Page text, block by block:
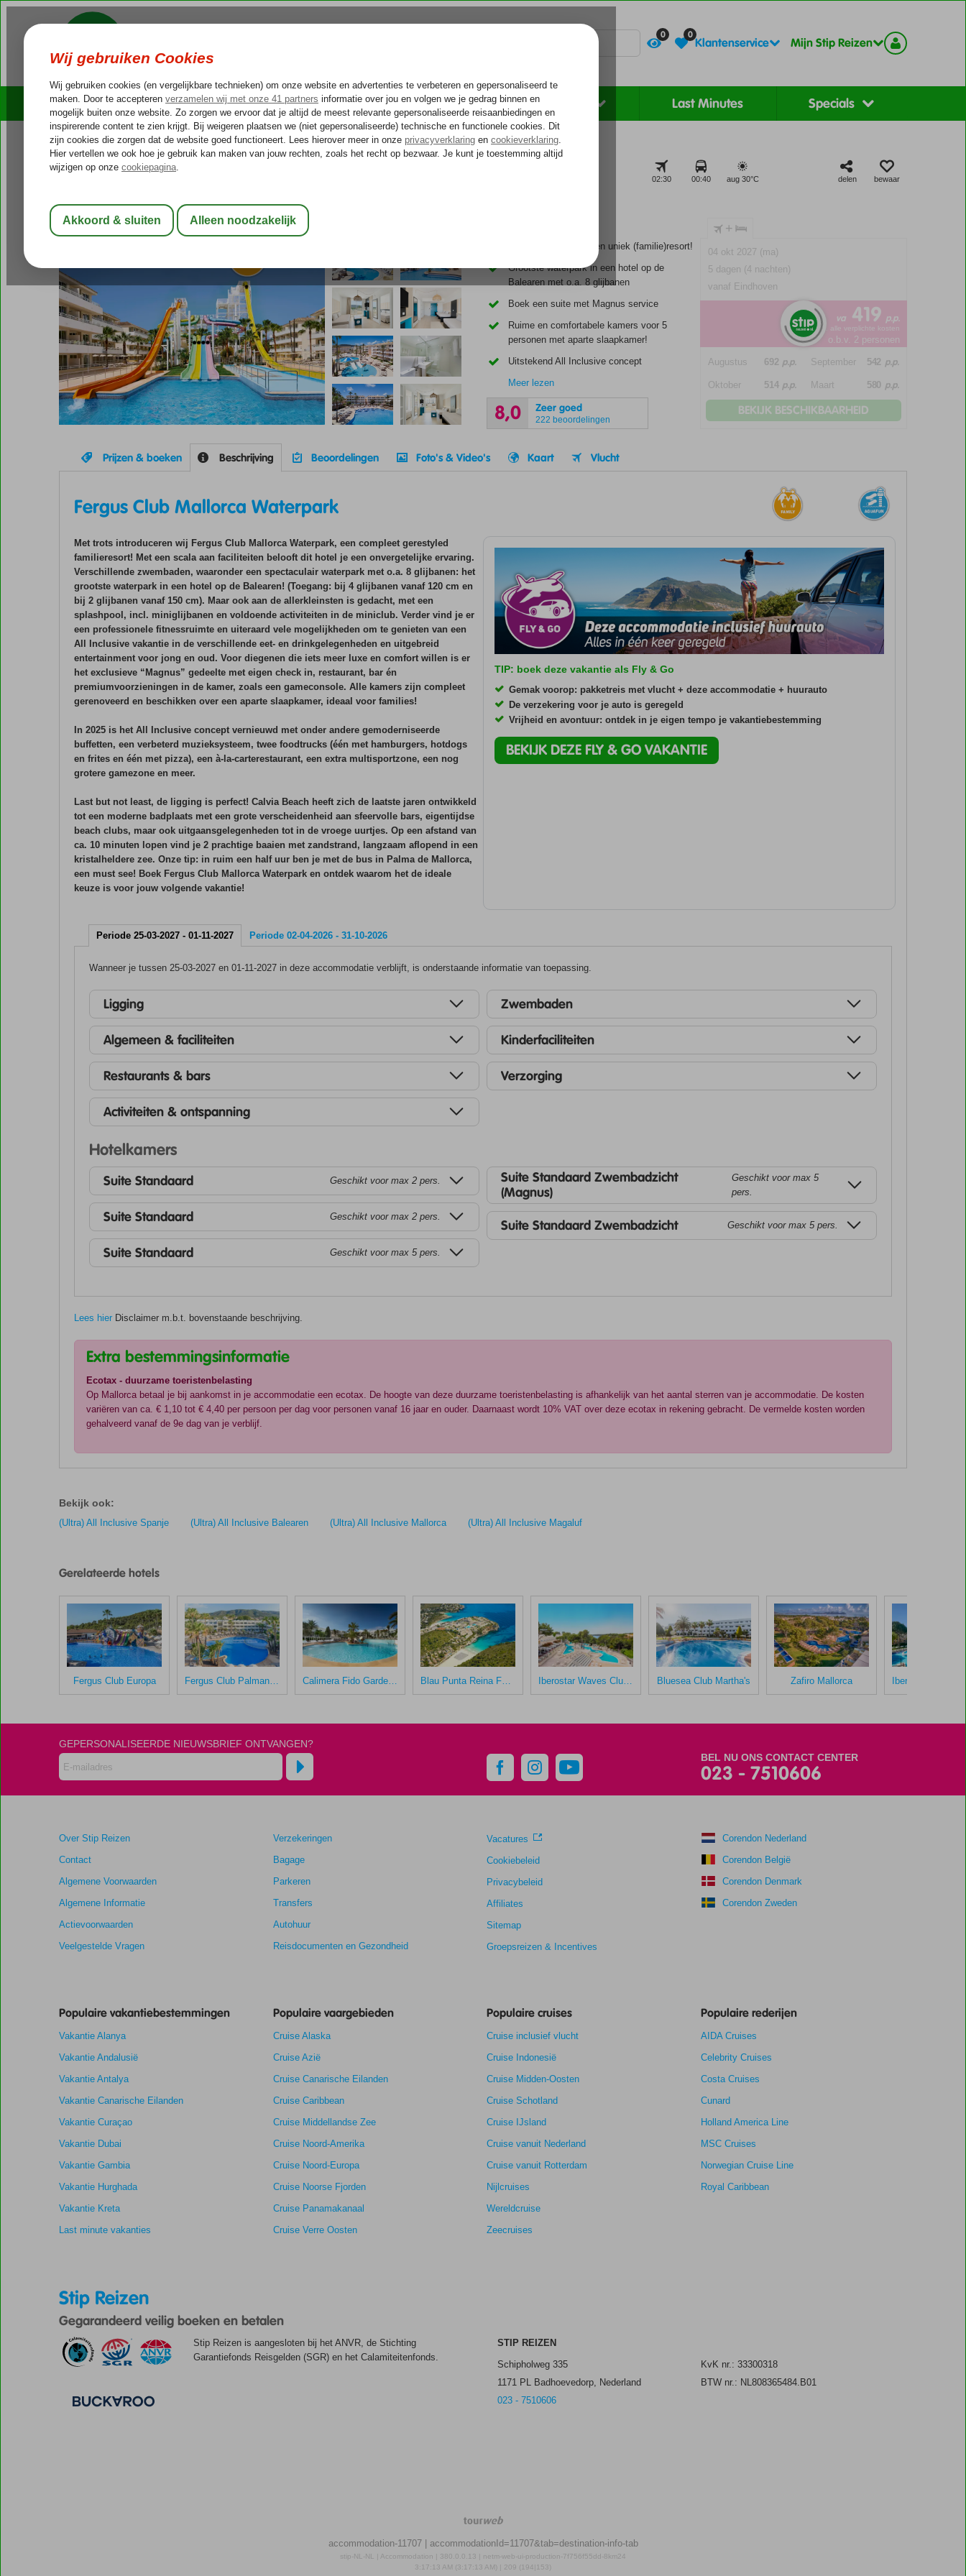
0 0
Klantenservice Mijn Stip Reizen
Cruises Outlet Deals Rondreizen Zonvakantie Last Minutes Specials
Voelt als thuiskomen...
Home
Spanje Balearen Mallorca
Fergus Club Mallorca Waterpark
Logies en ontbijt-Hotel
02:30 00:40 aug 30°C delen bewaar
Compleet vernieuwd en uniek (familie)resort!
Grootste waterpark in een hotel op de
Balearen met o.a. 8 glijbanen
Boek een suite met Magnus service
Ruime en comfortabele kamers voor 5
personen met aparte slaapkamer!
Uitstekend All Inclusive concept
Meer lezen
8,0 Zeer goed
222 beoordelingen
+
04 okt 2027 (ma)
5 dagen (4 nachten)
vanaf Eindhoven
va 419 p.p.
*incl. alle verplichte kosten
o.b.v. 2 personen
Augustus 692 p.p. September 542 p.p.
Oktober 514 p.p. Maart 580 p.p.
BEKIJK BESCHIKBAARHEID
Prijzen & boeken Beschrijving Beoordelingen Foto's & Video's Kaart Vlucht
Fergus Club Mallorca Waterpark
Met trots introduceren wij Fergus Club Mallorca Waterpark, een compleet gerestyled
familieresort! Met een scala aan faciliteiten belooft dit hotel je een onvergetelijke ervaring.
Verschillende zwembaden, waaronder een spectaculair waterpark met o.a. 8 glijbanen: het
grootste waterpark in een hotel op de Balearen! (Toegang: bij 4 glijbanen vanaf 120 cm en
bij 2 glijbanen vanaf 150 cm). Maar ook aan de allerkleinsten is gedacht, met een
splashpool, incl. miniglijbanen en voldoende activiteiten in de miniclub. Verder vind je er
een professionele fitnessruimte en uiteraard vele mogelijkheden om te genieten van een
All Inclusive vakantie in de verschillende eet- en drinkgelegenheden en uitgebreid
entertainment voor jong en oud. Voor diegenen die iets meer luxe en comfort willen is er
het exclusieve “Magnus” gedeelte met eigen check in, restaurant, bar én
premiumvoorzieningen in de kamer, zoals een gameconsole. Alle kamers zijn compleet
gerenoveerd en beschikken over een aparte slaapkamer, ideaal voor families!
In 2025 is het All Inclusive concept vernieuwd met onder andere gemoderniseerde
buffetten, een verbeterd muzieksysteem, twee foodtrucks (één met hamburgers, hotdogs
en frites en één met pizza), een à-la-carterestaurant, een extra multisportzone, een nog
grotere gamezone en meer.
Last but not least, de ligging is perfect! Calvia Beach heeft zich de laatste jaren ontwikkeld
tot een moderne badplaats met een grote verscheidenheid aan sfeervolle bars, eigentijdse
beach clubs, maar ook uitgaansgelegenheden tot in de vroege uurtjes. Op een afstand van
ca. 10 minuten lopen vind je 2 prachtige baaien met zandstrand, langzaam aflopend in een
kristalheldere zee. Onze tip: in ruim een half uur ben je met de bus in Palma de Mallorca,
een must see! Boek Fergus Club Mallorca Waterpark en ontdek waarom het de ideale
keuze is voor jouw volgende vakantie!
TIP: boek deze vakantie als Fly & Go
Gemak voorop: pakketreis met vlucht + deze accommodatie + huurauto
De verzekering voor je auto is geregeld
Vrijheid en avontuur: ontdek in je eigen tempo je vakantiebestemming
BEKIJK DEZE FLY & GO VAKANTIE
Periode 25-03-2027 - 01-11-2027 Periode 02-04-2026 - 31-10-2026
Wanneer je tussen 25-03-2027 en 01-11-2027 in deze accommodatie verblijft, is onderstaande informatie van toepassing.
Ligging
Algemeen & faciliteiten
Restaurants & bars
Activiteiten & ontspanning
Zwembaden
Kinderfaciliteiten
Verzorging
Hotelkamers
Suite Standaard Geschikt voor max 2 pers.
Suite Standaard Geschikt voor max 2 pers.
Suite Standaard Geschikt voor max 5 pers.
Suite Standaard Zwembadzicht
(Magnus)
Geschikt voor max 5
pers.
Suite Standaard Zwembadzicht Geschikt voor max 5 pers.
Lees hier Disclaimer m.b.t. bovenstaande beschrijving.
Extra bestemmingsinformatie
Ecotax - duurzame toeristenbelasting
Op Mallorca betaal je bij aankomst in je accommodatie een ecotax. De hoogte van deze duurzame toeristenbelasting is afhankelijk van het aantal sterren van je accommodatie. De kosten
variëren van ca. € 1,10 tot € 4,40 per persoon per dag voor personen vanaf 16 jaar en ouder. Daarnaast wordt 10% VAT over deze ecotax in rekening gebracht. De vermelde kosten worden
gehalveerd vanaf de 9e dag van je verblijf.
door
onze
klanten
hun
in
Fergus
Club
Mallorca
Waterpark
Scores
ouder
zijn
dan
48
maanden
worden
weergegeven
relevantie
van
getoonde
scores
Totale score
Gebaseerd
222
beoordelingen
8,0
Zeer goed
Scoreverdeling
Kamers
Kindvriendelijk
Bekijk ook:
(Ultra) All Inclusive Spanje (Ultra) All Inclusive Balearen (Ultra) All Inclusive Mallorca (Ultra) All Inclusive Magaluf
Gerelateerde hotels
Fergus Club Europa Bluesea Club Martha's Zafiro Mallorca
BEL NU ONS CONTACT CENTER
023 - 7510606
GEPERSONALISEERDE NIEUWSBRIEF ONTVANGEN?
Over Stip Reizen
Contact
Algemene Voorwaarden
Algemene Informatie
Actievoorwaarden
Veelgestelde Vragen
Verzekeringen
Bagage
Parkeren
Transfers
Autohuur
Reisdocumenten en Gezondheid
Vacatures
Cookiebeleid
Privacybeleid
Affiliates
Sitemap
Groepsreizen & Incentives
Corendon Nederland
Corendon België
Corendon Denmark
Corendon Zweden
Populaire vakantiebestemmingen
Vakantie Alanya
Vakantie Andalusië
Vakantie Antalya
Vakantie Canarische Eilanden
Vakantie Curaçao
Vakantie Dubai
Vakantie Gambia
Vakantie Hurghada
Vakantie Kreta
Last minute vakanties
Populaire vaargebieden
Cruise Alaska
Cruise Azië
Cruise Canarische Eilanden
Cruise Caribbean
Cruise Middellandse Zee
Cruise Noord-Amerika
Cruise Noord-Europa
Cruise Noorse Fjorden
Cruise Panamakanaal
Cruise Verre Oosten
Populaire cruises
Cruise inclusief vlucht
Cruise Indonesië
Cruise Midden-Oosten
Cruise Schotland
Cruise IJsland
Cruise vanuit Nederland
Cruise vanuit Rotterdam
Nijlcruises
Wereldcruise
Zeecruises
Populaire rederijen
AIDA Cruises
Celebrity Cruises
Costa Cruises
Cunard
Holland America Line
MSC Cruises
Norwegian Cruise Line
Royal Caribbean
Stip Reizen
Gegarandeerd veilig boeken en betalen
Stip Reizen is aangesloten bij het ANVR, de Stichting
Garantiefonds Reisgelden (SGR) en het Calamiteitenfonds.
STIP REIZEN
Schipholweg 335
1171 PL Badhoevedorp, Nederland
023 - 7510606
KvK nr.: 33300318
BTW nr.: NL808365484.B01
TourWeb
©
accommodation-11707 | accommodationId=11707&tab=destination-info-tab
stip-NL-NL | Accommodation | 380.0.0.13 | netm-web-ui-production-7f756f55dd-8km24
3:17:13 AM (3:17:13 AM) | 209 (194|153)